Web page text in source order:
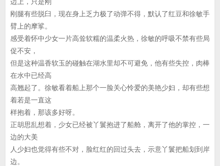
刚腿有些脱臼，现在身上乏力极了动弹不得，默认了红豆和徐敏手
臂上的摩挲。
感受着怀中少女一片高耸软糯的温柔火热，徐敏的呼吸不禁有些局
促不安，
但是这种温香软玉的碰触在湖水里却不可避免，他有些失控，肉棒
在水中已经高
高翘起了。徐敏看着船上那个一脸关心怜爱的美艳少妇，却有些想
着若是一直这
样抱着，那该多好呀。
正胡思乱想着，少女已经被丫鬟抱进了船舱，离开了他的掌控，一
边的大美
人少妇也觉得有些不对，脸红红的回过头去，示意丫鬟把船划到岸
边。